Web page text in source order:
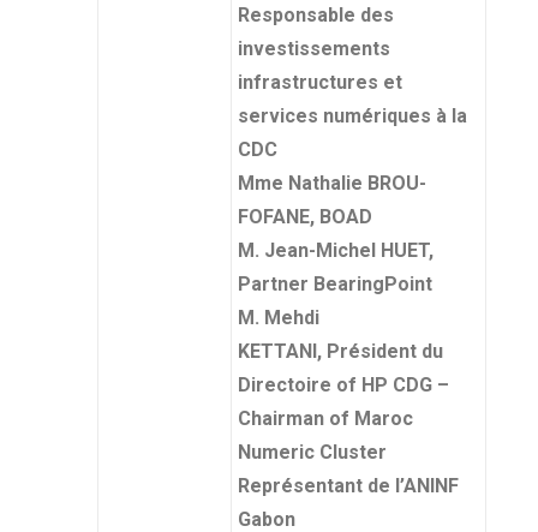
Responsable des
investissements
infrastructures et
services numériques à la
CDC
Mme Nathalie BROU-
FOFANE, BOAD
M. Jean-Michel HUET,
Partner BearingPoint
M. Mehdi
KETTANI, Président du
Directoire of HP CDG –
Chairman of Maroc
Numeric Cluster
Représentant de l’ANINF
Gabon